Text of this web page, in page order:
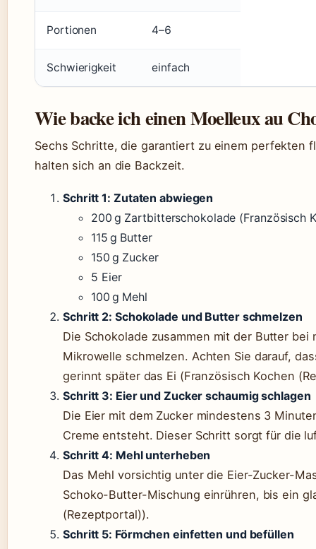
Portionen 4–6
Schwierigkeit einfach
Wie backe ich einen Moelleux au
Sechs Schritte, die garantiert zu einem perfekten
halten sich an die Backzeit.
Schritt 1: Zutaten abwiegen
200 g Zartbitterschokolade (Französisch
115 g Butter
150 g Zucker
5 Eier
100 g Mehl
Schritt 2: Schokolade und Butter schmelzen
Die Schokolade zusammen mit der Butter
Mikrowelle schmelzen. Achten Sie darauf,
gerinnt später das Ei (Französisch Kochen
Schritt 3: Eier und Zucker schaumig schlagen
Die Eier mit dem Zucker mindestens 3
Creme entsteht. Dieser Schritt sorgt für die
Schritt 4: Mehl unterheben
Das Mehl vorsichtig unter die Eier-Zucker-
Schoko-Butter-Mischung einrühren, bis ein
(Rezeptportal)).
Schritt 5: Förmchen einfetten und befüllen